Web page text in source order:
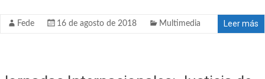
Fede 16 de agosto de 2018 Multimedia Leer más